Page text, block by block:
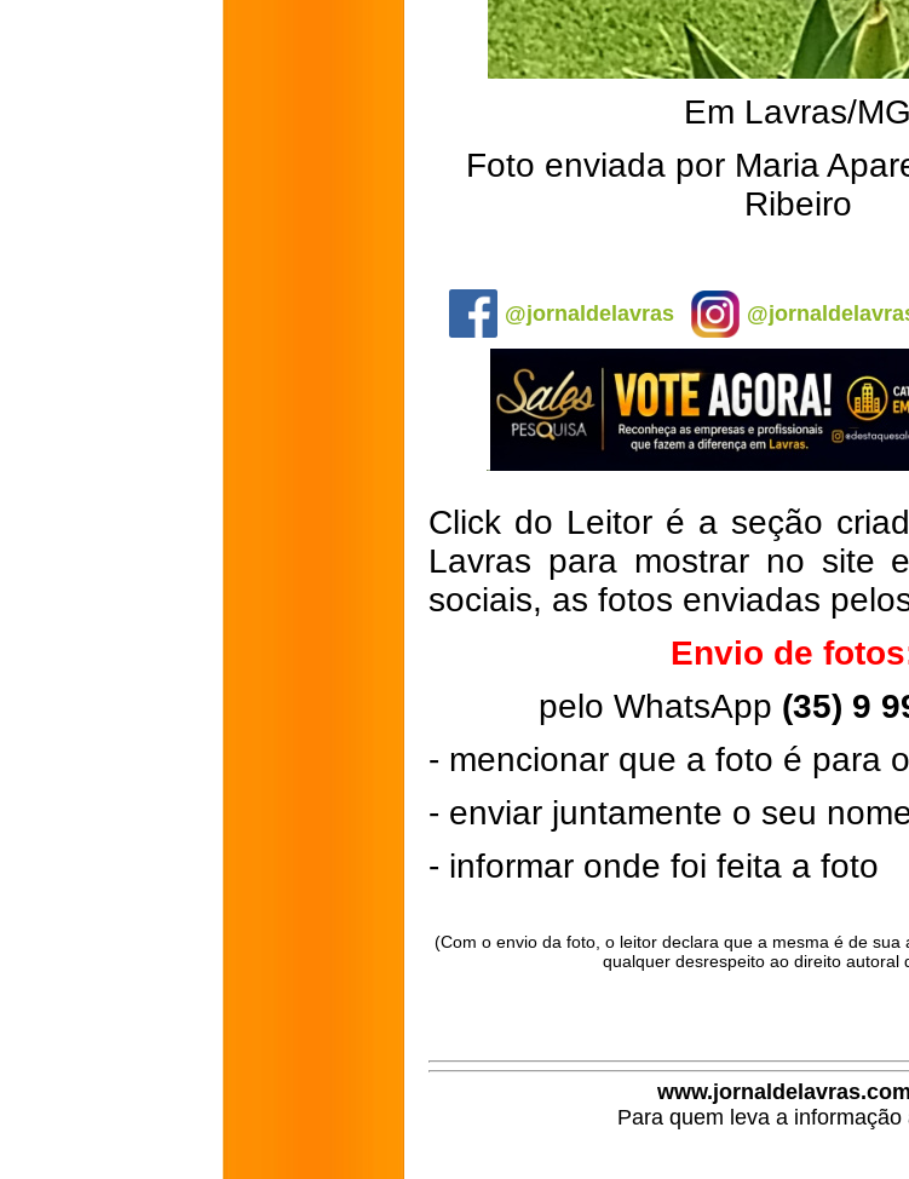
Em Lavras/MG
Foto enviada por Maria
Ribeiro
@jornaldelavras
Click do Leitor é a seção
Lavras para mostrar no site
sociais, as fotos enviadas
Envio de
pelo WhatsApp (35) 9
- mencionar que a foto é para
- enviar juntamente o seu
- informar onde foi feita a foto
(Com o envio da foto, o leitor declara que a mesma é de
qualquer desrespeito ao direito autoral
Para quem leva a informação